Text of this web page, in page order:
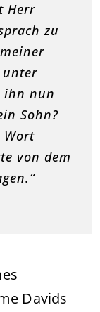
Herr
zu
unter
ihn nun
Sohn?
Wort
von dem
Davids